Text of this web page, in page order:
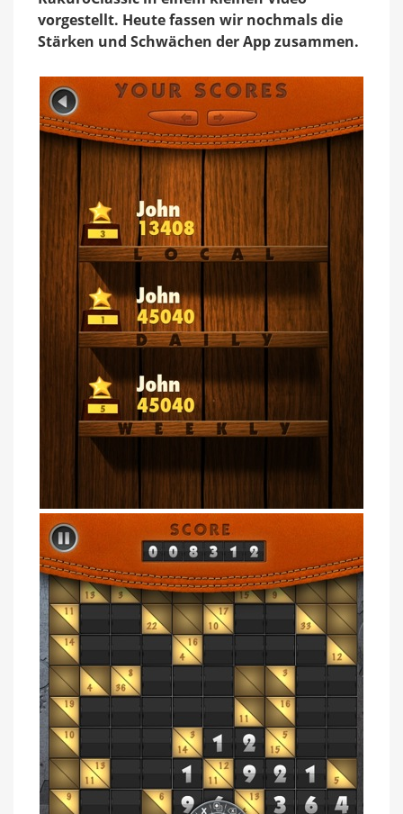
vorgestellt. Heute fassen wir nochmals die
Stärken und Schwächen der App zusammen.